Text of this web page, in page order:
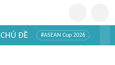
CHỦ ĐỀ #ASEAN Cup 2026